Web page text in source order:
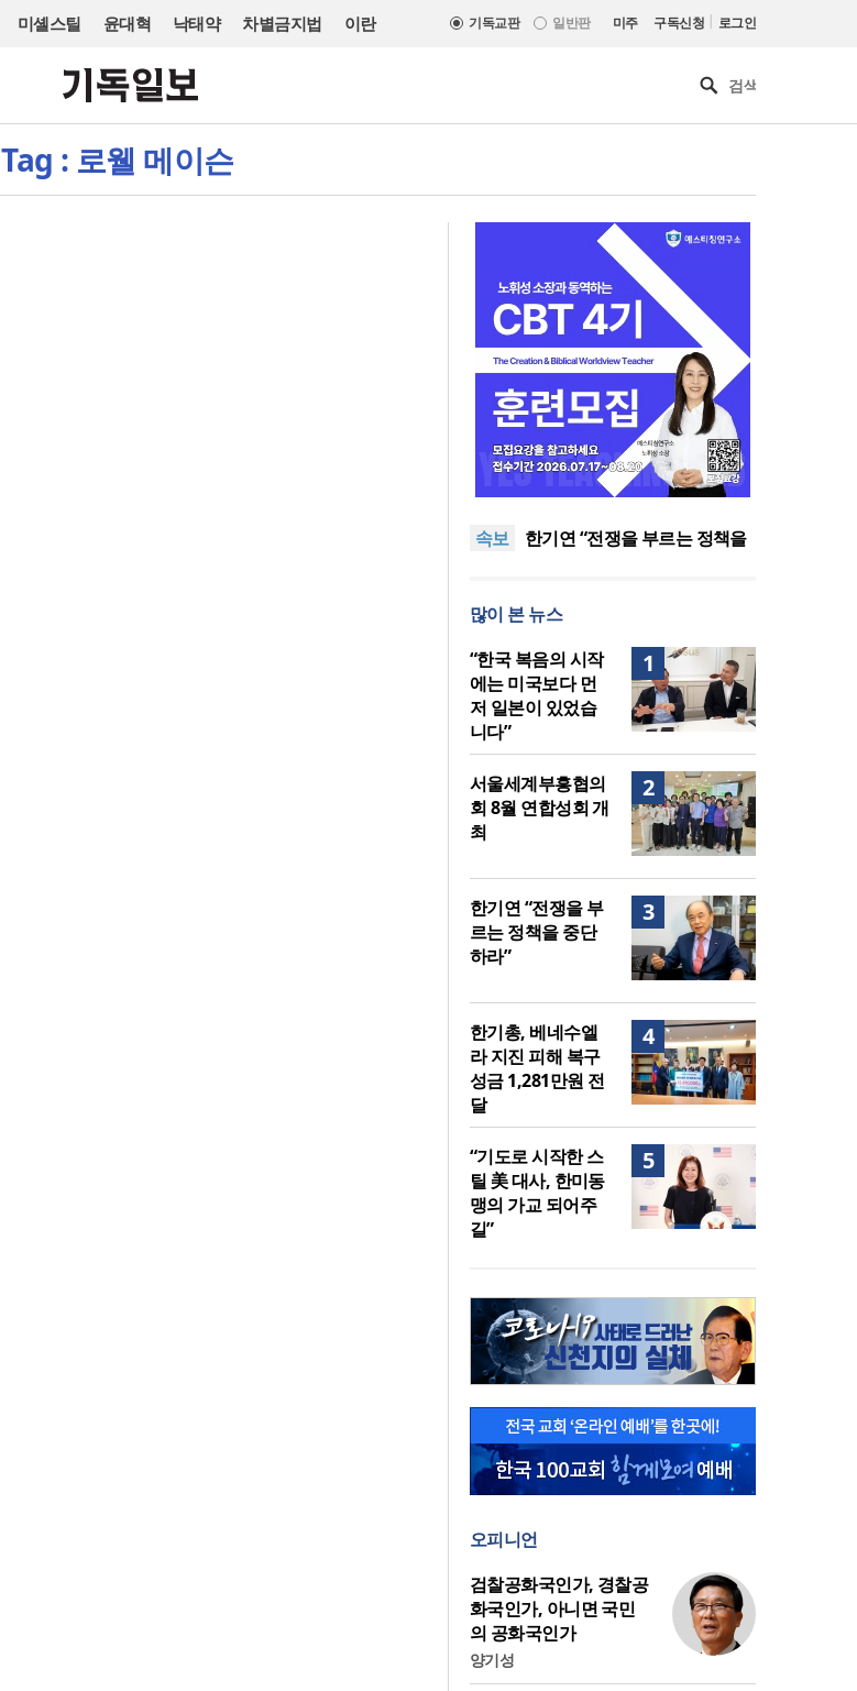
미셸스틸 윤대혁 낙태약 차별금지법 이란 기독교판 일반판 미주 구독신청 | 로그인
Tag : 로웰 메이슨
속보
“한국 복음의 시작에는 미국보
한미동맹의 가교 되어주길”
한기연 “전쟁을 부르는 정책을
회총연합회, 2027 대성회 위해
“한국 복음의 시작에는 미국보
다 먼저 일본이 있었습니다”
“기도로 시작한 스틸 美 대사,
한미동맹의 가교 되어주길”
많이 본 뉴스
1
“한국 복음의 시작
에는 미국보다 먼
저 일본이 있었습
니다”
2
서울세계부흥협의
회 8월 연합성회 개
최
3
한기연 “전쟁을 부
르는 정책을 중단
하라”
4
한기총, 베네수엘
라 지진 피해 복구
성금 1,281만원 전
달
5
“기도로 시작한 스
틸 美 대사, 한미동
맹의 가교 되어주
길”
오피니언
검찰공화국인가, 경찰공
화국인가, 아니면 국민
의 공화국인가
양기성